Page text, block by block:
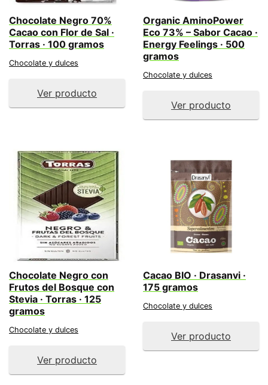
Chocolate Negro 70%
Cacao con Flor de Sal ·
Torras · 100 gramos
Chocolate y dulces
Ver producto
Organic AminoPower
Eco 73% – Sabor Cacao ·
Energy Feelings · 500
gramos
Chocolate y dulces
Ver producto
Chocolate Negro con
Frutos del Bosque con
Stevia · Torras · 125
gramos
Chocolate y dulces
Ver producto
Cacao BIO · Drasanvi ·
175 gramos
Chocolate y dulces
Ver producto